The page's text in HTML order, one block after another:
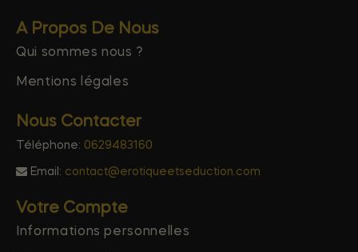
A Propos De Nous
Qui sommes nous ?
Mentions légales
Nous Contacter
Téléphone: 0629483160
Email: contact@erotiqueetseduction.com
Votre Compte
Informations personnelles